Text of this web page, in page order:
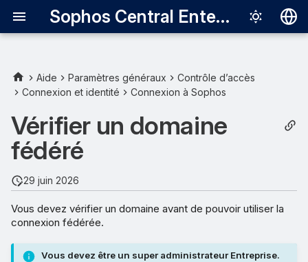
Sophos Central Enterprise
English
Aide Paramètres généraux
Contrôle d’accès
Connexion et identité
Connexion à Sophos
Vérifier un domaine
fédéré
29 juin 2026
Vous devez vérifier un domaine avant de pouvoir utiliser la
connexion fédérée.
Vous devez être un super administrateur Entreprise.